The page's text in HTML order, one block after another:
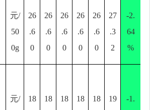
元/
50
0g
26
.6
0
26
.6
0
26
.6
0
26
.6
0
26
.6
0
27
.3
2
-2.
64
%
元/
18
18
18
18
18
19
-1.